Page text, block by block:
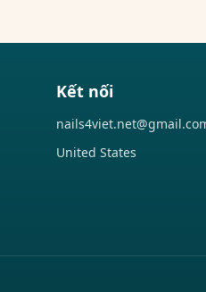
Kết nối
United States